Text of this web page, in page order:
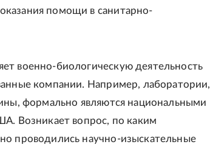
помощи в санитарно-
военно-биологическую деятельность
компании. Например, лаборатории,
формально являются национальными
Возникает вопрос, по каким
проводились научно-изыскательные